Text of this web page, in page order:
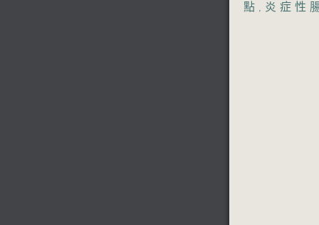
點 , 炎症性